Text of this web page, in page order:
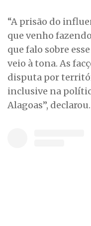
“A prisão do
que venho
que falo sobre
veio à tona. As
disputa por
inclusive na
Alagoas”, declarou.